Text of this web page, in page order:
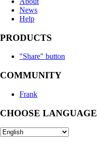
News
Help
PRODUCTS
"Share" button
COMMUNITY
Frank
CHOOSE LANGUAGE